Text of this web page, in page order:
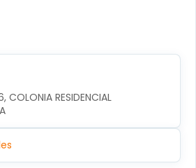
COLONIA RESIDENCIAL